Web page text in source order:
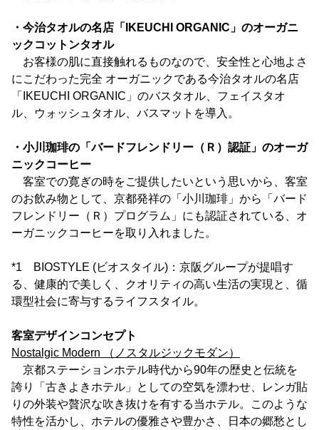
・今治タオルの名店「IKEUCHI ORGANIC」のオーガニ
ックコットンタオル
お客様の肌に直接触れるものなので、安全性と心地よさ
にこだわった完全 オーガニックである今治タオルの名店
「IKEUCHI ORGANIC」のバスタオル、フェイスタオ
ル、ウォッシュタオル、バスマットを導入。
・小川珈琲の「バードフレンドリー（Ｒ）認証」のオーガ
ニックコーヒー
客室での寛ぎの時をご提供したいという思いから、客室
のお飲み物として、京都発祥の「小川珈琲」から「バード
フレンドリー（Ｒ）プログラム」にも認証されている、オ
ーガニックコーヒーを取り入れました。
*1 BIOSTYLE (ビオスタイル)：京阪グループが提唱す
る、健康的で美しく、クオリティの高い生活の実現と、循
環型社会に寄与するライフスタイル。
客室デザインコンセプト
Nostalgic Modern （ノスタルジックモダン）
京都ステーションホテル時代から90年の歴史と伝統を
誇り「古きよきホテル」としての空気を漂わせ、レンガ貼
りの外装や贅沢な吹き抜けを有する当ホテル。このような
特性を活かし、ホテルの優雅さや豊かさ、日本の郷愁とし